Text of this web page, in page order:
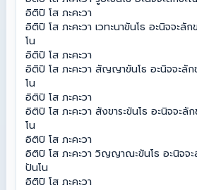
อิติปิ โส ภะคะวา
อิติปิ โส ภะคะวา เวทะนาขันโธ อะนิจจะลั
โน
อิติปิ โส ภะคะวา
อิติปิ โส ภะคะวา สัญญาขันโธ อะนิจจะลัก
โน
อิติปิ โส ภะคะวา
อิติปิ โส ภะคะวา สังขาระขันโธ อะนิจจะลั
โน
อิติปิ โส ภะคะวา
อิติปิ โส ภะคะวา วิญญาณะขันโธ อะนิจจะ
ปันโน
อิติปิ โส ภะคะวา